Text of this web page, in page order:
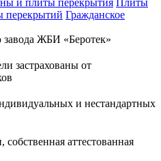
и плиты перекрытия Плиты
перекрытий Гражданское
завода ЖБИ «Беротек»
застрахованы от
и нестандартных
аттестованная